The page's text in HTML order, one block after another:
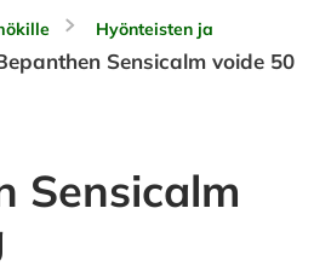
Hyönteisten ja
Sensicalm voide 50
Sensicalm